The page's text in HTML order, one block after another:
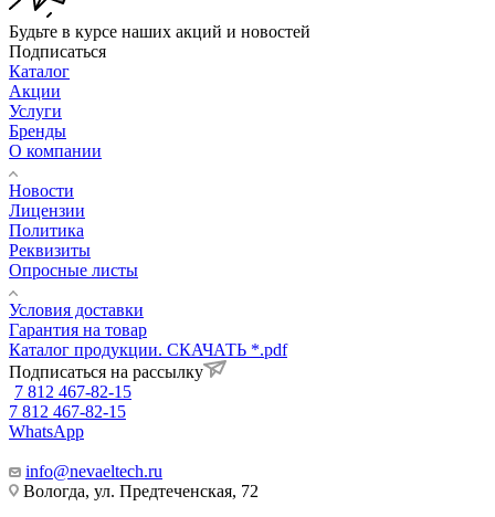
Будьте в курсе наших акций и новостей
Подписаться
Каталог
Акции
Услуги
Бренды
О компании
Новости
Лицензии
Политика
Реквизиты
Опросные листы
Условия доставки
Гарантия на товар
Каталог продукции. СКАЧАТЬ *.pdf
Подписаться на рассылку
7 812 467-82-15
7 812 467-82-15
WhatsApp
info@nevaeltech.ru
Вологда, ул. Предтеченская, 72